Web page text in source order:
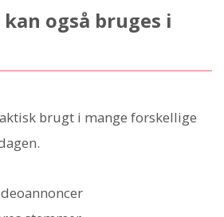
også bruges i
brugt i mange forskellige